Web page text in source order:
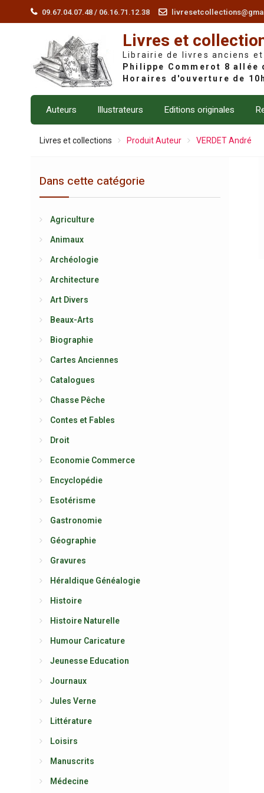
09.67.04.07.48 / 06.16.71.12.38
Livres et
Librairie de livres anciens
Auteurs Illustrateurs Editions originales
Livres et collections Produit Auteur VERDET André
Dans cette catégorie
Agriculture
Animaux
Archéologie
Architecture
Art Divers
Beaux-Arts
Biographie
Cartes Anciennes
Catalogues
Chasse Pêche
Contes et Fables
Droit
Economie Commerce
Encyclopédie
Esotérisme
Gastronomie
Géographie
Gravures
Héraldique Généalogie
Histoire
Histoire Naturelle
Humour Caricature
Jeunesse Education
Journaux
Jules Verne
Littérature
Loisirs
Manuscrits
Médecine